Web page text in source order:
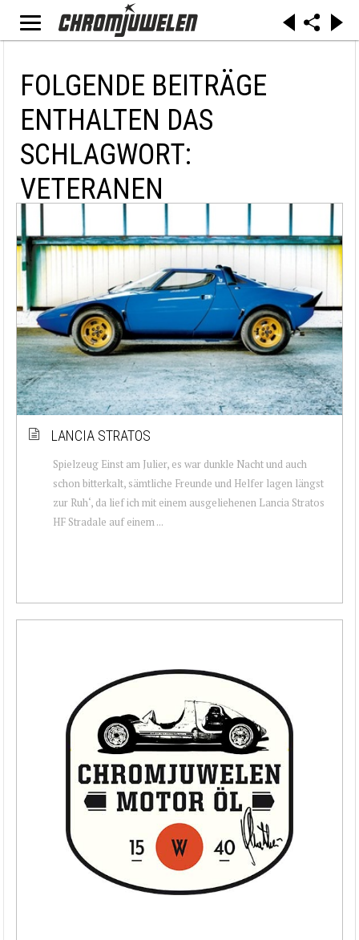
FOLGENDE BEITRÄGE
ENTHALTEN DAS
SCHLAGWORT:
VETERANEN
LANCIA STRATOS
Spielzeug Einst am Julier, es war dunkle Nacht und auch
schon bitterkalt, sämtliche Freunde und Helfer lagen längst
zur Ruh‘, da lief ich mit einem ausgeliehenen Lancia Stratos
HF Stradale auf einem ...